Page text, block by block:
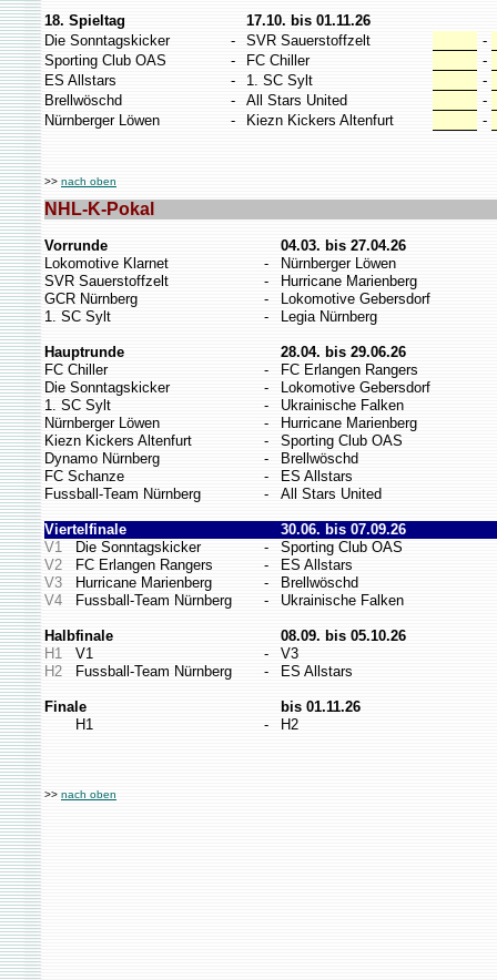
18. Spieltag
17.10. bis 01.11.26
Die Sonntagskicker
- SVR Sauerstoffzelt
-
Sporting Club OAS
- FC Chiller
-
ES Allstars
- 1. SC Sylt
-
Brellwöschd
- All Stars United
-
Nürnberger Löwen
- Kiezn Kickers Altenfurt -
>> nach oben
NHL-K-Pokal
Vorrunde
04.03. bis 27.04.26
Lokomotive Klarnet
-
Nürnberger Löwen
SVR Sauerstoffzelt
-
Hurricane Marienberg
GCR Nürnberg
-
Lokomotive Gebersdorf
1. SC Sylt
- Legia Nürnberg
Hauptrunde
28.04. bis 29.06.26
FC Chiller
-
FC Erlangen Rangers
Die Sonntagskicker
-
Lokomotive Gebersdorf
1. SC Sylt
-
Ukrainische Falken
Nürnberger Löwen
-
Hurricane Marienberg
Kiezn Kickers Altenfurt
-
Sporting Club OAS
Dynamo Nürnberg
-
Brellwöschd
FC Schanze
-
ES Allstars
Fussball-Team Nürnberg
- All Stars United
Viertelfinale
30.06. bis 07.09.26
V1 Die Sonntagskicker -
Sporting Club OAS
V2 FC Erlangen Rangers -
ES Allstars
V3 Hurricane Marienberg -
Brellwöschd
V4 Fussball-Team Nürnberg - Ukrainische Falken
Halbfinale
08.09. bis 05.10.26
H1 V1 -
V3
H2
Fussball-Team Nürnberg - ES Allstars
Finale
bis 01.11.26
H1
- H2
>> nach oben